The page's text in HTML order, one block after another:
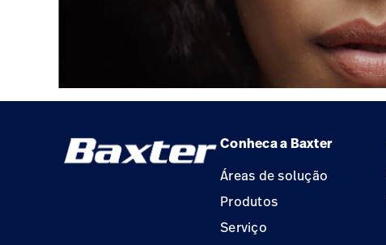
Conheca a Baxter
Áreas de solução
Produtos
Serviço